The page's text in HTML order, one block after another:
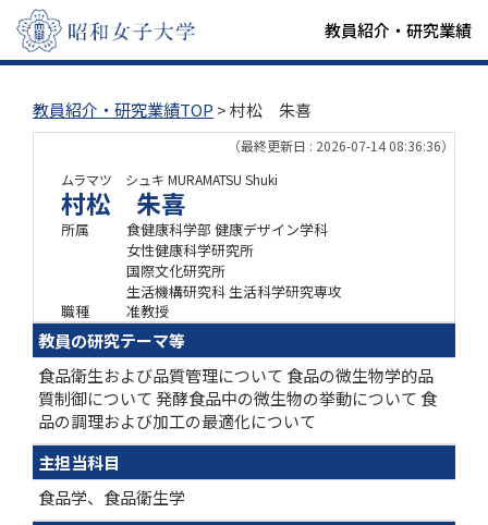
教員紹介・研究業績
教員紹介・研究業績TOP > 村松 朱喜
（最終更新日 : 2026-07-14 08:36:36）
ムラマツ シュキ MURAMATSU Shuki
村松 朱喜
所属
食健康科学部 健康デザイン学科
女性健康科学研究所
国際文化研究所
生活機構研究科 生活科学研究専攻
職種
准教授
教員の研究テーマ等
食品衛生および品質管理について 食品の微生物学的品
質制御について 発酵食品中の微生物の挙動について 食
品の調理および加工の最適化について
主担当科目
食品学、食品衛生学